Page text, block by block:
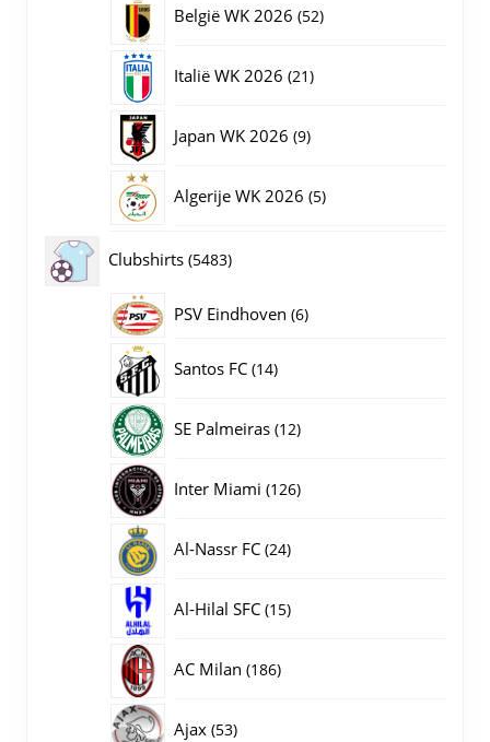
België WK 2026 5252
Italië WK 2026 2121
Japan WK 2026 99
Algerije WK 2026 55
Clubshirts 54835483
producten
PSV Eindhoven 66
Santos FC 1414
SE Palmeiras 1212
Inter Miami 126126
Al-Nassr FC 2424
Al-Hilal SFC 1515
AC Milan 186186
Ajax 5353